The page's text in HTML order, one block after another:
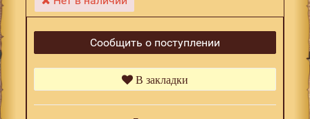
Сообщить о поступлении
В закладки